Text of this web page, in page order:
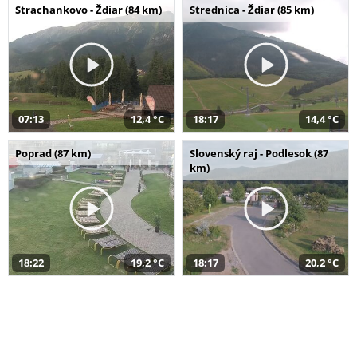
Strachankovo - Ždiar (84 km)
07:13 12,4 °C
Strednica - Ždiar (85 km)
18:17 14,4 °C
Poprad (87 km)
18:22 19,2 °C
Slovenský raj - Podlesok (87
km)
18:17 20,2 °C